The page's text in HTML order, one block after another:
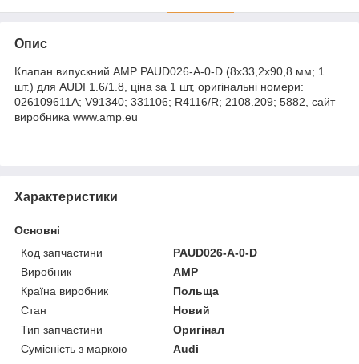
Опис
Клапан випускний AMP PAUD026-A-0-D (8x33,2x90,8 мм; 1
шт.) для AUDI 1.6/1.8, ціна за 1 шт, оригінальні номери:
026109611A; V91340; 331106; R4116/R; 2108.209; 5882, сайт
виробника www.amp.eu
Характеристики
Основні
Код запчастини
PAUD026-A-0-D
Виробник
AMP
Країна виробник
Польща
Стан
Новий
Тип запчастини
Оригінал
Сумісність з маркою
Audi